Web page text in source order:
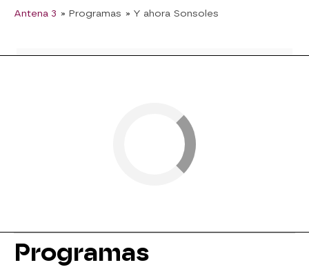
Antena 3 » Programas » Y ahora Sonsoles
Programas